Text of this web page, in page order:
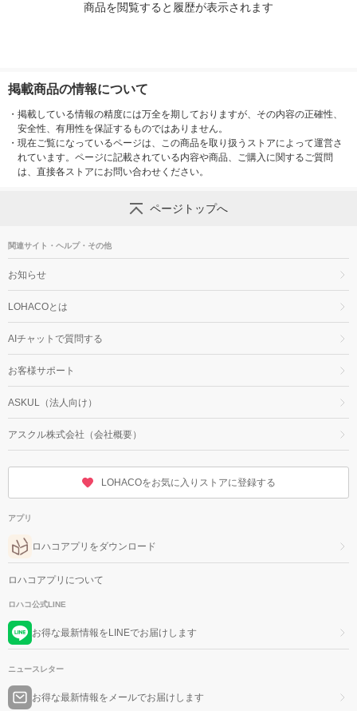
商品を閲覧すると履歴が表示されます
掲載商品の情報について
・ 掲載している情報の精度には万全を期しておりますが、その内容の正確性、
安全性、有用性を保証するものではありません。
・ 現在ご覧になっているページは、この商品を取り扱うストアによって運営さ
れています。ページに記載されている内容や商品、ご購入に関するご質問
は、直接各ストアにお問い合わせください。
ページトップへ
関連サイト・ヘルプ・その他
お知らせ
LOHACOとは
AIチャットで質問する
お客様サポート
ASKUL（法人向け）
アスクル株式会社（会社概要）
LOHACOをお気に入りストアに登録する
アプリ
ロハコアプリをダウンロード
ロハコアプリについて
ロハコ公式LINE
お得な最新情報をLINEでお届けします
ニュースレター
お得な最新情報をメールでお届けします